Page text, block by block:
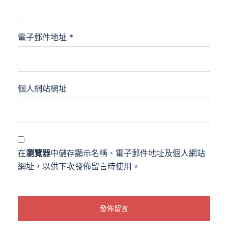
電子郵件地址 *
個人網站網址
在瀏覽器中儲存顯示名稱、電子郵件地址及個人網站
網址，以供下次發佈留言時使用。